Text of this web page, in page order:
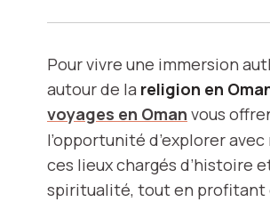
Pour vivre une immersion
autour de la religion en
voyages en Oman vous
l’opportunité d’explorer
ces lieux chargés d’histoire
spiritualité, tout en profitant